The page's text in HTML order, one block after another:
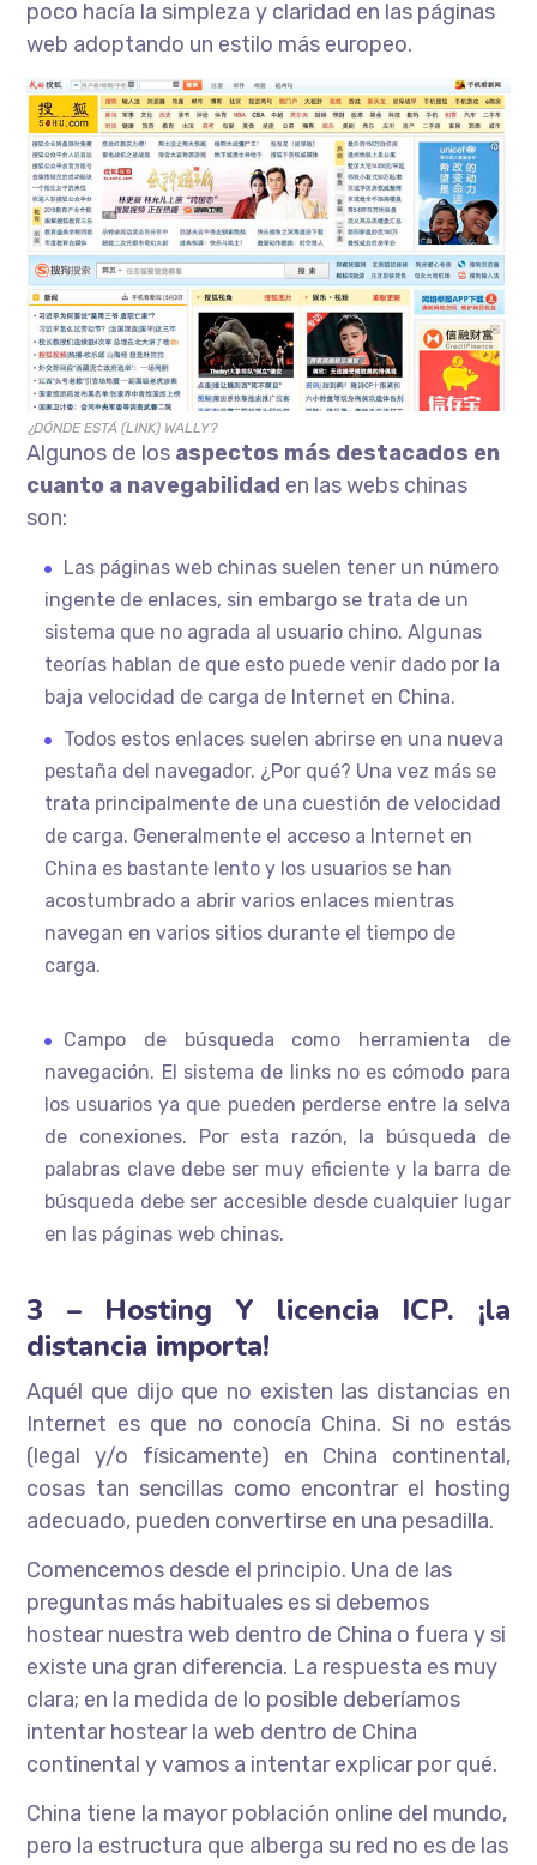
poco hacía la simpleza y claridad en las páginas
web adoptando un estilo más europeo.
¿DÓNDE ESTÁ (LINK) WALLY?
Algunos de los aspectos más destacados en
cuanto a navegabilidad en las webs chinas
son:
Las páginas web chinas suelen tener un número
ingente de enlaces, sin embargo se trata de un
sistema que no agrada al usuario chino. Algunas
teorías hablan de que esto puede venir dado por la
baja velocidad de carga de Internet en China.
Todos estos enlaces suelen abrirse en una nueva
pestaña del navegador. ¿Por qué? Una vez más se
trata principalmente de una cuestión de velocidad
de carga. Generalmente el acceso a Internet en
China es bastante lento y los usuarios se han
acostumbrado a abrir varios enlaces mientras
navegan en varios sitios durante el tiempo de
carga.
Campo de búsqueda como herramienta de
navegación. El sistema de links no es cómodo para
los usuarios ya que pueden perderse entre la selva
de conexiones. Por esta razón, la búsqueda de
palabras clave debe ser muy eficiente y la barra de
búsqueda debe ser accesible desde cualquier lugar
en las páginas web chinas.
3 – Hosting Y licencia ICP. ¡la
distancia importa!
Aquél que dijo que no existen las distancias en
Internet es que no conocía China. Si no estás
(legal y/o físicamente) en China continental,
cosas tan sencillas como encontrar el hosting
adecuado, pueden convertirse en una pesadilla.
Comencemos desde el principio. Una de las
preguntas más habituales es si debemos
hostear nuestra web dentro de China o fuera y si
existe una gran diferencia. La respuesta es muy
clara; en la medida de lo posible deberíamos
intentar hostear la web dentro de China
continental y vamos a intentar explicar por qué.
China tiene la mayor población online del mundo,
pero la estructura que alberga su red no es de las